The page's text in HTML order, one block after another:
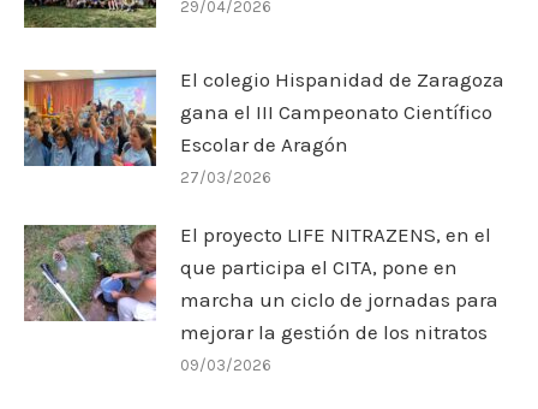
29/04/2026
El colegio Hispanidad de Zaragoza
gana el III Campeonato Científico
Escolar de Aragón
27/03/2026
El proyecto LIFE NITRAZENS, en el
que participa el CITA, pone en
marcha un ciclo de jornadas para
mejorar la gestión de los nitratos
09/03/2026